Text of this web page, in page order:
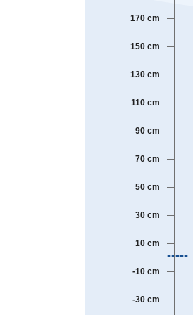
170 cm
150 cm
130 cm
110 cm
90 cm
70 cm
50 cm
30 cm
10 cm
-10 cm
-30 cm